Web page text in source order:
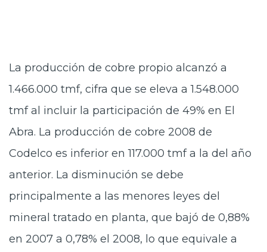
La producción de cobre propio alcanzó a
1.466.000 tmf, cifra que se eleva a 1.548.000
tmf al incluir la participación de 49% en El
Abra. La producción de cobre 2008 de
Codelco es inferior en 117.000 tmf a la del año
anterior. La disminución se debe
principalmente a las menores leyes del
mineral tratado en planta, que bajó de 0,88%
en 2007 a 0,78% el 2008, lo que equivale a